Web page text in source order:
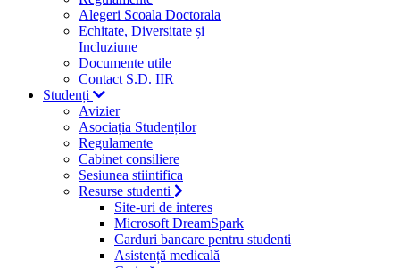
Alegeri Scoala Doctorala
Echitate, Diversitate și
Incluziune
Documente utile
Contact S.D. IIR
Studenți
Avizier
Asociația Studenților
Regulamente
Cabinet consiliere
Sesiunea stiintifica
Resurse studenti
Site-uri de interes
Microsoft DreamSpark
Carduri bancare pentru studenti
Asistență medicală